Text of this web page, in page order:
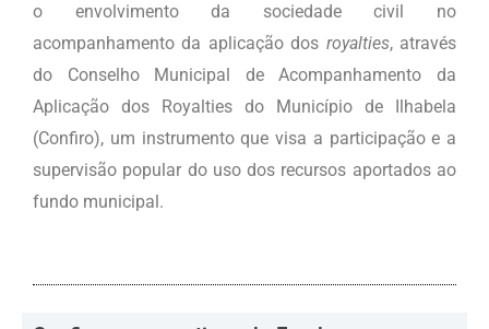
o envolvimento da sociedade civil no
acompanhamento da aplicação dos royalties, através
do Conselho Municipal de Acompanhamento da
Aplicação dos Royalties do Município de Ilhabela
(Confiro), um instrumento que visa a participação e a
supervisão popular do uso dos recursos aportados ao
fundo municipal.